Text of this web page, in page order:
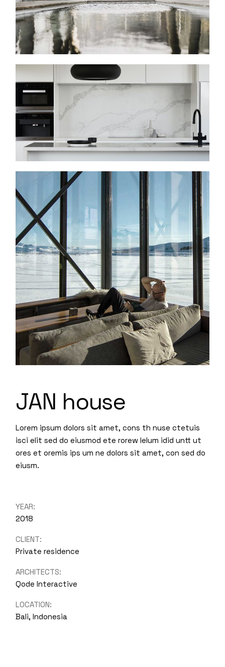
JAN house
Lorem ipsum dolors sit amet, cons th nuse ctetuis
isci elit sed do eiusmod ete rorew lelum idid untt ut
ores et oremis ips um ne dolors sit amet, con sed do
eiusm.
YEAR:
2018
CLIENT:
Private residence
ARCHITECTS:
Qode Interactive
LOCATION:
Bali, Indonesia